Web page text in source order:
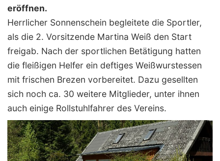
eröffnen.
Herrlicher Sonnenschein begleitete die Sportler,
als die 2. Vorsitzende Martina Weiß den Start
freigab. Nach der sportlichen Betätigung hatten
die fleißigen Helfer ein deftiges Weißwurstessen
mit frischen Brezen vorbereitet. Dazu gesellten
sich noch ca. 30 weitere Mitglieder, unter ihnen
auch einige Rollstuhlfahrer des Vereins.